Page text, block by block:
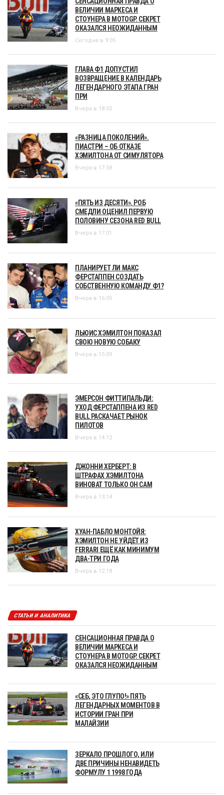
ВЕЛИЧИИ МАРКЕСА И
СТОУНЕРА В MOTOGP. СЕКРЕТ
ОКАЗАЛСЯ НЕОЖИДАННЫМ
Сегодня в 9:05
ГЛАВА Ф1 ДОПУСТИЛ
ВОЗВРАЩЕНИЕ В КАЛЕНДАРЬ
ЛЕГЕНДАРНОГО ЭТАПА ГРАН
ПРИ
Вчера в 18:55
«РАЗНИЦА ПОКОЛЕНИЙ».
ПИАСТРИ – ОБ ОТКАЗЕ
ХЭМИЛТОНА ОТ СИМУЛЯТОРА
Вчера в 17:58
«ПЯТЬ ИЗ ДЕСЯТИ». РОБ
СМЕДЛИ ОЦЕНИЛ ПЕРВУЮ
ПОЛОВИНУ СЕЗОНА RED BULL
Вчера в 17:01
ПЛАНИРУЕТ ЛИ МАКС
ФЕРСТАППЕН СОЗДАТЬ
СОБСТВЕННУЮ КОМАНДУ Ф1?
Вчера в 16:05
ЛЬЮИС ХЭМИЛТОН ПОКАЗАЛ
СВОЮ НОВУЮ СОБАКУ
Вчера в 15:09
ЭМЕРСОН ФИТТИПАЛЬДИ:
УХОД ФЕРСТАППЕНА ИЗ RED
BULL РАСКАЧАЕТ РЫНОК
ПИЛОТОВ
Вчера в 14:12
ДЖОННИ ХЕРБЕРТ: В
ШТРАФАХ ХЭМИЛТОНА
ВИНОВАТ ТОЛЬКО ОН САМ
Вчера в 13:14
ХУАН-ПАБЛО МОНТОЙЯ:
ХЭМИЛТОН НЕ УЙДЁТ ИЗ
FERRARI ЕЩЁ КАК МИНИМУМ
ДВА-ТРИ ГОДА
Вчера в 12:18
СТАТЬИ И АНАЛИТИКА
СЕНСАЦИОННАЯ ПРАВДА О
ВЕЛИЧИИ МАРКЕСА И
СТОУНЕРА В MOTOGP. СЕКРЕТ
ОКАЗАЛСЯ НЕОЖИДАННЫМ
«СЕБ, ЭТО ГЛУПО!» ПЯТЬ
ЛЕГЕНДАРНЫХ МОМЕНТОВ В
ИСТОРИИ ГРАН ПРИ
МАЛАЙЗИИ
ЗЕРКАЛО ПРОШЛОГО, ИЛИ
ДВЕ ПРИЧИНЫ НЕНАВИДЕТЬ
ФОРМУЛУ 1 1998 ГОДА